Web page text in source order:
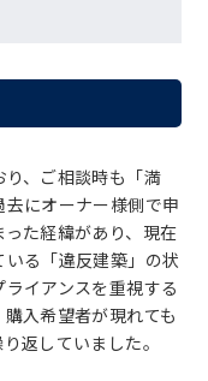
、ご相談時も「満
にオーナー様側で申
た経緯があり、現在
る「違反建築」の状
イアンスを重視する
入希望者が現れても
返していました。